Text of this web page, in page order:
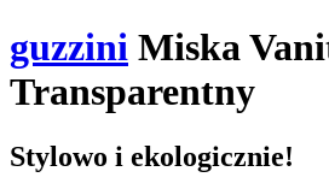
guzzini Miska
Transparentny
Stylowo i ekologicznie!